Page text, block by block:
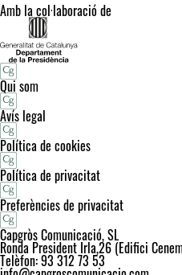
Amb la col·laboració de
Qui som
Avís legal
Política de cookies
Política de privacitat
Preferències de privacitat
Capgròs Comunicació, SL
Ronda President Irla,26 (Edifici
Telèfon: 93 312 73 53